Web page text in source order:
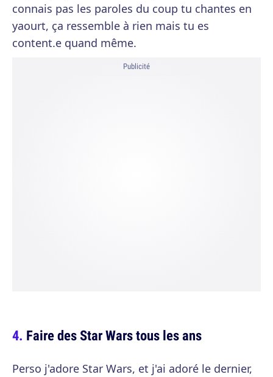
connais pas les paroles du coup tu chantes en
yaourt, ça ressemble à rien mais tu es
content.e quand même.
Publicité
Faire des Star Wars tous les ans
Perso j'adore Star Wars, et j'ai adoré le dernier,